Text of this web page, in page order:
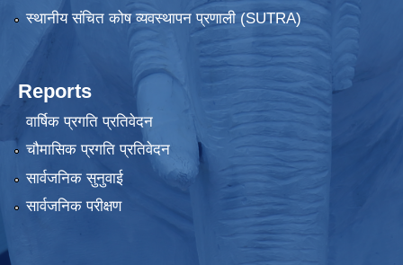
स्थानीय संचित कोष व्यवस्थापन प्रणाली (SUTRA)
Reports
वार्षिक प्रगति प्रतिवेदन
चौमासिक प्रगति प्रतिवेदन
सार्वजनिक सुनुवाई
सार्वजनिक परीक्षण